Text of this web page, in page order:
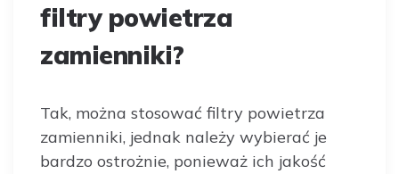
filtry powietrza
zamienniki?
Tak, można stosować filtry powietrza
zamienniki, jednak należy wybierać je
bardzo ostrożnie, ponieważ ich jakość